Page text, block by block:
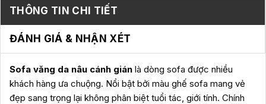
THÔNG TIN CHI TIẾT
ĐÁNH GIÁ & NHẬN XÉT
Sofa văng da nâu cánh gián là dòng sofa được nhiều
khách hàng ưa chuộng. Nổi bật bởi màu ghế sofa mang vẻ
đẹp sang trọng lại không phân biệt tuổi tác, giới tính. Chính